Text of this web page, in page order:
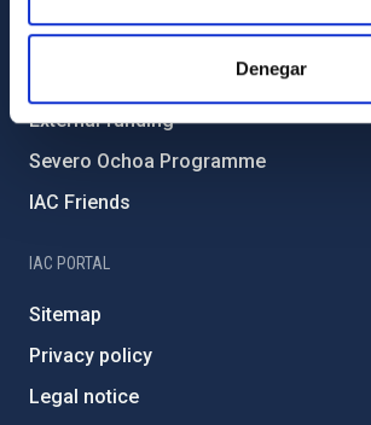
Denegar
Forever IAC
External funding
Severo Ochoa Programme
IAC Friends
IAC PORTAL
Sitemap
Privacy policy
Legal notice